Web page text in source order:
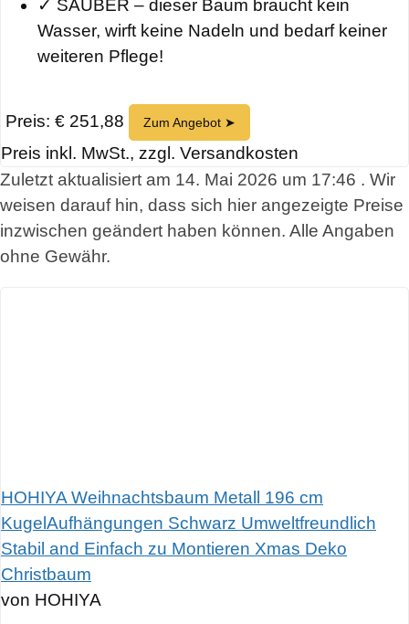
✓ SAUBER – dieser Baum braucht kein
Wasser, wirft keine Nadeln und bedarf keiner
weiteren Pflege!
Preis: € 251,88 Zum Angebot ➤
Preis inkl. MwSt., zzgl. Versandkosten
Zuletzt aktualisiert am 14. Mai 2026 um 17:46 . Wir
weisen darauf hin, dass sich hier angezeigte Preise
inzwischen geändert haben können. Alle Angaben
ohne Gewähr.
HOHIYA Weihnachtsbaum Metall 196 cm
KugelAufhängungen Schwarz Umweltfreundlich
Stabil and Einfach zu Montieren Xmas Deko
Christbaum
von HOHIYA